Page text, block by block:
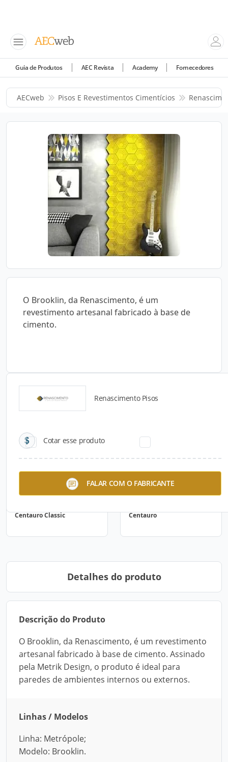
Guia de Produtos AEC Revista Academy Fornecedores
AECweb Pisos E Revestimentos Cimentícios
O Brooklin, da Renascimento, é um
revestimento artesanal fabricado à base de
cimento.
Renascimento Pisos
Cotar esse produto
FALAR COM O FABRICANTE
Catálogos para Download
Centauro Classic Centauro
Detalhes do produto
Descrição do Produto
O Brooklin, da Renascimento, é um revestimento
artesanal fabricado à base de cimento. Assinado
pela Metrik Design, o produto é ideal para
paredes de ambientes internos ou externos.
Linhas / Modelos
Linha: Metrópole;
Modelo: Brooklin.